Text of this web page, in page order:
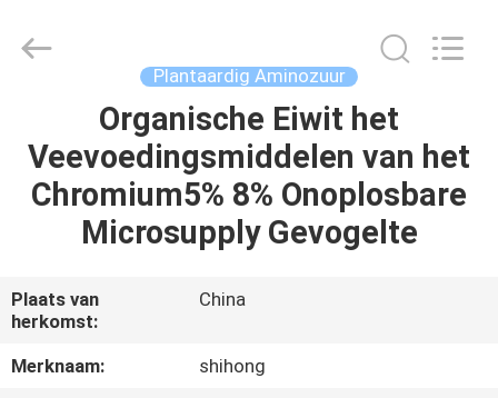
PRODUCTEN
ONGEVEER
ONS
Shihong
Technology
Plantaardig Aminozuur
Organische Eiwit het
Veevoedingsmiddelen van het
Chromium5% 8% Onoplosbare
Microsupply Gevogelte
Plaats van
herkomst:
China
Merknaam:
shihong